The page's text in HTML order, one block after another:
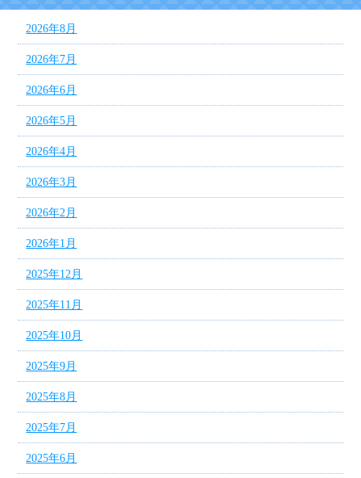
2026年8月
2026年7月
2026年6月
2026年5月
2026年4月
2026年3月
2026年2月
2026年1月
2025年12月
2025年11月
2025年10月
2025年9月
2025年8月
2025年7月
2025年6月